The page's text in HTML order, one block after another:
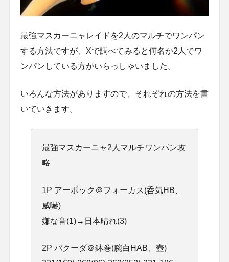
最強マスカーニャレイドを2人のマルチでワンパン
する方法ですが、Xで調べてみると何名か2人でワ
ンパンしている方がいらっしゃいました。
いろんな方法がありますので、それぞれの方法を書
いていきます。
最強マスカーニャ2人マルチワンパン攻
略
1P アーボック＠フォーカス(呑気HB、
威嚇)
嫌な音(1)→日本晴れ(3)
2P バクーダ＠鉢巻(腕白HAB、壺)